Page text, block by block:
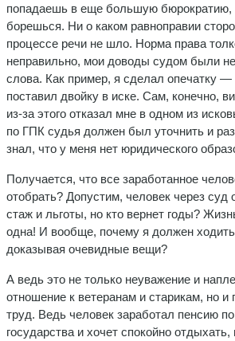
попадаешь в еще большую бюрократию,
борешься. Ни о каком равноправии
процессе речи не шло. Норма права
неправильно, мои доводы судом были
слова. Как пример, я сделал опечатку —
поставил двойку в иске. Сам, конечно,
из-за этого отказал мне в одном из
по ГПК судья должен был уточнить и
знал, что у меня нет юридического
Получается, что все заработанное
отобрать? Допустим, человек через
стаж и льготы, но кто вернет годы?
одна! И вообще, почему я должен
доказывая очевидные вещи?
А ведь это не только неуважение и
отношение к ветеранам и старикам, но и
труд. Ведь человек заработал пенсию
государства и хочет спокойно